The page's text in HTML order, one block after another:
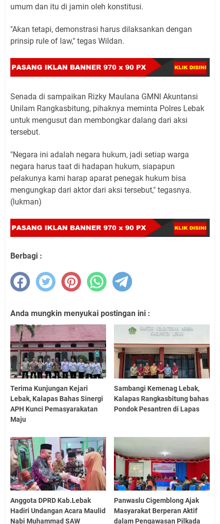
umum dan itu di jamin oleh konstitusi.
"Akan tetapi, demonstrasi harus dilaksankan dengan
prinsip rule of law," tegas Wildan.
Senada di sampaikan Rizky Maulana GMNI Akuntansi
Unilam Rangkasbitung, pihaknya meminta Polres Lebak
untuk mengusut dan membongkar dalang dari aksi
tersebut.
"Negara ini adalah negara hukum, jadi setiap warga
negara harus taat di hadapan hukum, siapapun
pelakunya kami harap aparat penegak hukum bisa
mengungkap dari aktor dari aksi tersebut," tegasnya.
(lukman)
Berbagi :
Anda mungkin menyukai postingan ini :
Terima Kunjungan Kejari
Lebak, Kalapas Bahas Sinergi
APH Kunci Pemasyarakatan
Maju
Sambangi Kemenag Lebak,
Kalapas Rangkasbitung bahas
Pondok Pesantren di Lapas
Anggota DPRD Kab.Lebak
Hadiri Undangan Acara Maulid
Nabi Muhammad SAW
Panwaslu Cigemblong Ajak
Masyarakat Berperan Aktif
dalam Pengawasan Pilkada